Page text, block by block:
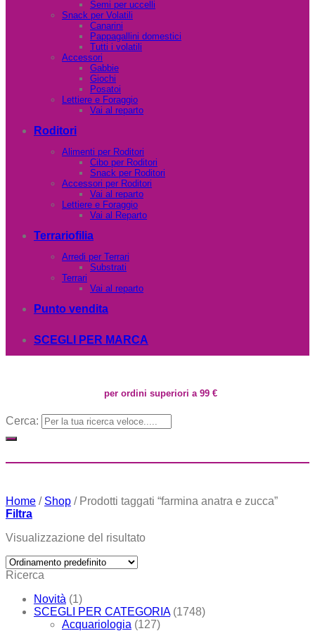
Semi per uccelli
Snack per Volatili
Canarini
Pappagallini domestici
Tutti i volatili
Accessori
Gabbie
Giochi
Posatoi
Lettiere e Foraggio
Vai al reparto
Roditori
Alimenti per Roditori
Cibo per Roditori
Snack per Roditori
Accessori per Roditori
Vai al reparto
Lettiere e Foraggio
Vai al Reparto
Terrariofilia
Arredi per Terrari
Substrati
Terrari
Vai al reparto
Punto vendita
SCEGLI PER MARCA
per ordini superiori a 99 €
Cerca:
Home / Shop /Prodotti taggati “farmina anatra e zucca”
Filtra
Visualizzazione del risultato
Ricerca
Novità (1)
SCEGLI PER CATEGORIA (1748)
Acquariologia (127)